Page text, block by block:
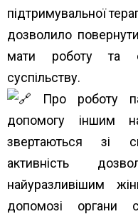
підтримувальної
дозволило
мати роботу та
суспільству.
Про роботу
допомогу іншим
звертаються зі
активність
найуразливішим
допомозі органи